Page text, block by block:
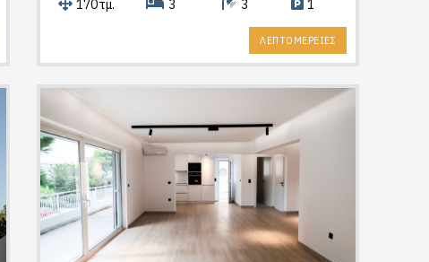
170τμ. 3 3 1
ΛΕΠΤΟΜΕΡΕΙΕΣ